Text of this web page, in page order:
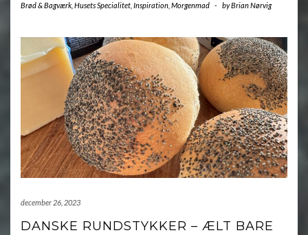
Brød & Bagværk Husets Specialitet Inspiration Morgenmad - byBrian Nørvig
december 26, 2023
DANSKE RUNDSTYKKER – ÆLT BARE